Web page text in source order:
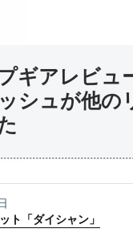
プギアレビ
シュが他
ト「ダイシャン」